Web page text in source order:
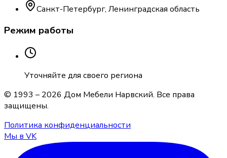
Санкт-Петербург, Ленинградская область
Режим работы
Уточняйте для своего региона
© 1993 – 2026 Дом Мебели Нарвский. Все права
защищены.
Политика конфиденциальности
Мы в VK